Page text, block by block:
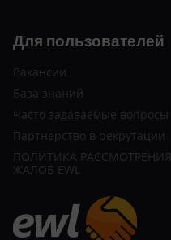
Для пользователей
Вакансии
База знаний
Часто задаваемые вопросы
Партнерство в рекрутации
ПОЛИТИКА РАССМОТРЕНИЯ
ЖАЛОБ EWL